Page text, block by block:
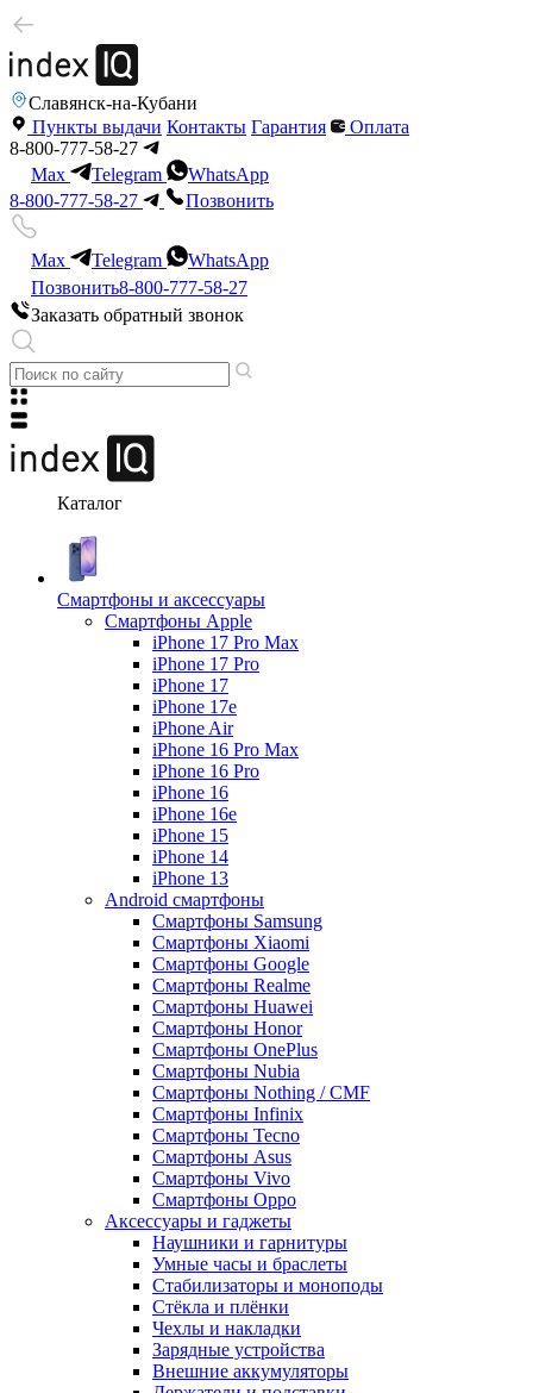
Славянск-на-Кубани
Пункты выдачи Контакты Гарантия
Оплата
8-800-777-58-27
Max
Telegram
WhatsApp
8-800-777-58-27
Позвонить
Max Telegram
WhatsApp
Позвонить8-800-777-58-27
Заказать обратный звонок
Каталог
Смартфоны и аксессуары
Смартфоны Apple
iPhone 17 Pro Max
iPhone 17 Pro
iPhone 17
iPhone 17e
iPhone Air
iPhone 16 Pro Max
iPhone 16 Pro
iPhone 16
iPhone 16e
iPhone 15
iPhone 14
iPhone 13
Android cмартфоны
Смартфоны Samsung
Смартфоны Xiaomi
Смартфоны Google
Смартфоны Realme
Смартфоны Huawei
Смартфоны Honor
Смартфоны OnePlus
Смартфоны Nubia
Смартфоны Nothing / CMF
Смартфоны Infinix
Смартфоны Tecno
Смартфоны Asus
Смартфоны Vivo
Смартфоны Oppo
Аксессуары и гаджеты
Наушники и гарнитуры
Умные часы и браслеты
Стабилизаторы и моноподы
Стёкла и плёнки
Чехлы и накладки
Зарядные устройства
Внешние аккумуляторы